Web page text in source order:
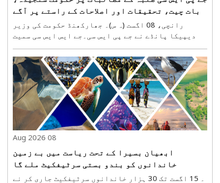
بات چیت، تحقیقات اور اصلاحات کے راستے پر آگے
بڑھ رہی ہے: دیپیکا پانڈے
رانچی، 08 اگست (ہ س)۔ جھارکھنڈ حکومت کی وزیر
دیپیکا پانڈے نے جے پی ایس سی۔جے ایس ایس سی سمیت
درمیان ہفتہ کو میڈیا سے بات کرتے ہوئے کہا کہ طلبہ
کی بات سنجیدگی سے سنی جا رہی ہے اور ان کے مطالبات
کے حل ..
08 Aug 2026
ابھیان بسیرا کے تحت ریاست میں بے زمین
خاندانوں کو بندو بستی سرٹیفکیٹ ملے گا
۔ 15 اگست تک 30 ہزار خاندانوں سرٹیفکیٹ جاری کر نے